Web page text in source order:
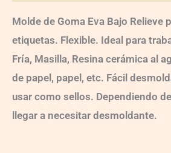
Molde de Goma Eva Bajo Relieve
etiquetas. Flexible. Ideal para
Fría, Masilla, Resina cerámica al
de papel, papel, etc. Fácil
usar como sellos. Dependiendo
llegar a necesitar desmoldante.